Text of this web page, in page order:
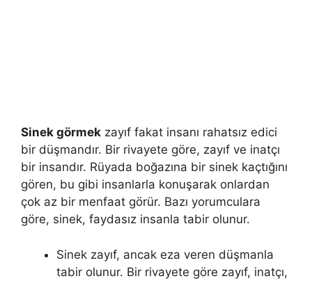
Sinek görmek zayıf fakat insanı rahatsız edici
bir düşmandır. Bir rivayete göre, zayıf ve inatçı
bir insandır. Rüyada boğazına bir sinek kaçtığını
gören, bu gibi insanlarla konuşarak onlardan
çok az bir menfaat görür. Bazı yorumculara
göre, sinek, faydasız insanla tabir olunur.
Sinek zayıf, ancak eza veren düşmanla
tabir olunur. Bir riva­yete göre zayıf, inatçı,